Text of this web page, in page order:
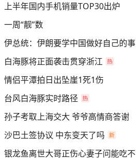
上半年国内手机销量TOP30出炉
一周“靓”数
伊总统：伊朗要学中国做好自己的事
白海豚将正面袭击贯穿浙江
情侣平潭拍日出坠崖1死1伤
台风白海豚实时路径
孙子考取上海交大 爷爷高情商答谢
沙巴土签协议 中东变天了吗
银龙鱼离世大哥正伤心妻子问能吃不